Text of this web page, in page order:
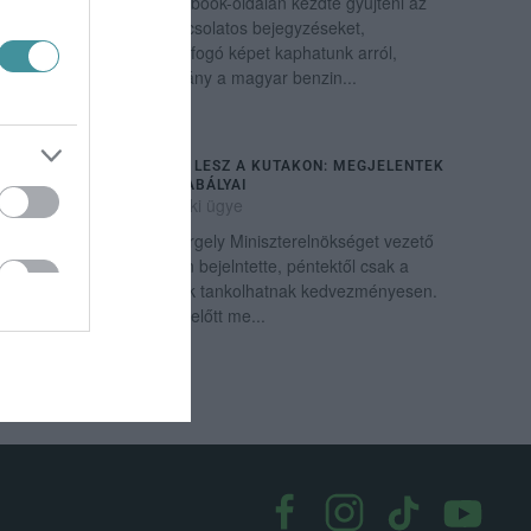
üzemanyaghiánnyal kapcsolatos bejegyzéseket,
amelyekből viszonylag átfogó képet kaphatunk arról,
hogyan érinti a készlethiány a magyar benzin...
PÉNTEKTŐL KÉTFÉLE ÁR LESZ A KUTAKON: MEGJELENTEK
A BENZINÁRSTOP ÚJ SZABÁLYAI
2022. május 27
Mindenki ügye
Csütörtökön Gulyás Gergely Miniszterelnökséget vezető
miniszter a Kormányinfón bejelntette, péntektől csak a
magyar rendszámú autók tankolhatnak kedvezményesen.
Ezután, nem sokkal éjfél előtt me...